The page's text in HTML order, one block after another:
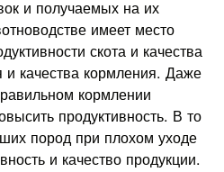
и получаемых на их
имеет место
скота и качества
и ка­чества кормления. Даже
кормлении
продуктивность. В то
пород при плохом уходе
и качество продукции.